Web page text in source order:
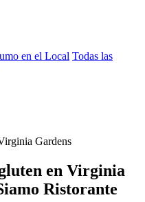
en el Local Todas las
Gardens
en Virginia
Ristorante